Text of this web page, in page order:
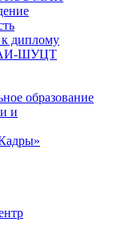
диплому
ШУЦТ
образование
и